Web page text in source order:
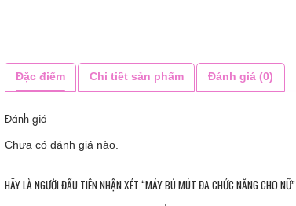
Đặc điểm Chi tiết sản phẩm Đánh giá (0)
Đánh giá
Chưa có đánh giá nào.
HÃY LÀ NGƯỜI ĐẦU TIÊN NHẬN XÉT “MÁY BÚ MÚT ĐA CHỨC NĂNG CHO NỮ”